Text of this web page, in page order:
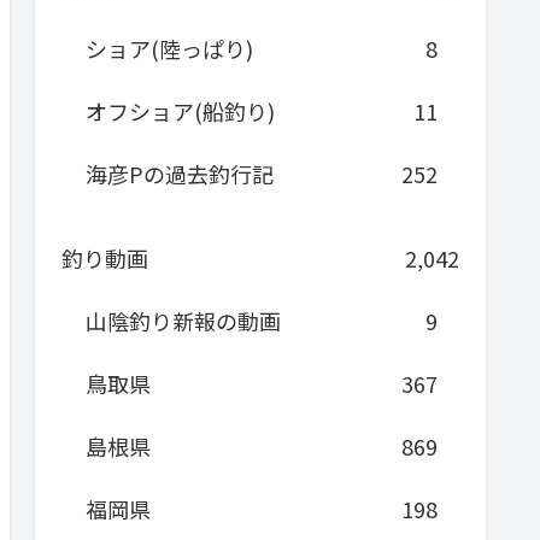
ショア(陸っぱり)
8
オフショア(船釣り)
11
海彦Pの過去釣行記
252
釣り動画
2,042
山陰釣り新報の動画
9
鳥取県
367
島根県
869
福岡県
198